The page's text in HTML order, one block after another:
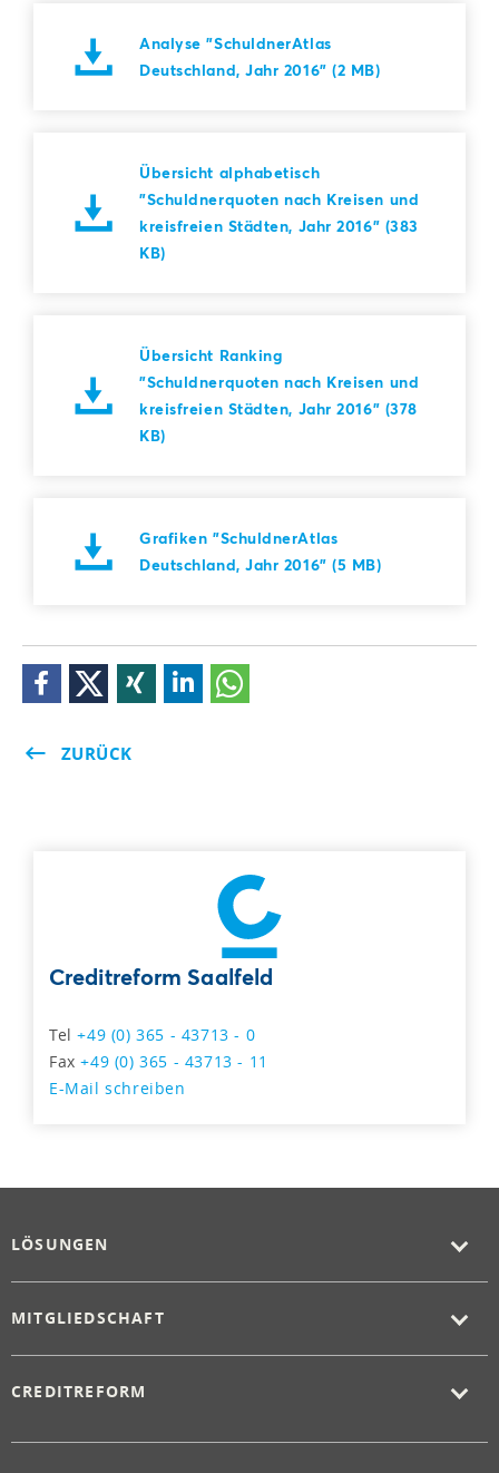
Analyse "SchuldnerAtlas
Deutschland, Jahr 2016" (2 MB)
Übersicht alphabetisch
"Schuldnerquoten nach Kreisen und
kreisfreien Städten, Jahr 2016" (383
KB)
Übersicht Ranking
"Schuldnerquoten nach Kreisen und
kreisfreien Städten, Jahr 2016" (378
KB)
Grafiken "SchuldnerAtlas
Deutschland, Jahr 2016" (5 MB)
ZURÜCK
Creditreform Saalfeld
Tel+49 (0) 365 - 43713 - 0
Fax+49 (0) 365 - 43713 - 11
E-Mail schreiben
LÖSUNGEN
MITGLIEDSCHAFT
CREDITREFORM